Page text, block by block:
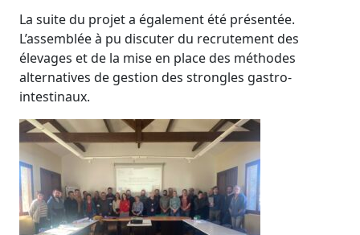
La suite du projet a également été présentée.
L’assemblée à pu discuter du recrutement des
élevages et de la mise en place des méthodes
alternatives de gestion des strongles gastro-
intestinaux.